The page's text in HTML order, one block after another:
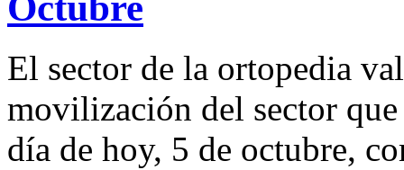
El sector de la ortopedia
movilización del sector
día de hoy, 5 de octubre,